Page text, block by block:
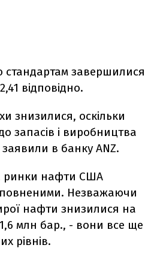
стандартам завершилися
відповідно.
знизилися, оскільки
запасів і виробництва
в банку ANZ.
ринки нафти США
Незважаючи
нафти знизилися на
млн бар., - вони все ще
рівнів.